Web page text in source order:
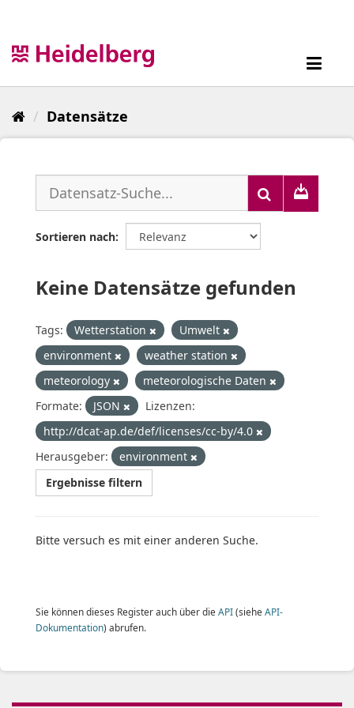
Datensätze
Sortieren nach
Keine Datensätze gefunden
Tags: Wetterstation
Umwelt
environment
weather station
meteorology
meteorologische Daten
Formate:
JSON
Lizenzen:
http://dcat-ap.de/def/licenses/cc-by/4.0
Herausgeber:
environment
Ergebnisse filtern
Bitte versuch es mit einer anderen Suche.
Sie können dieses Register auch über die API(siehe API-
Dokumentation) abrufen.